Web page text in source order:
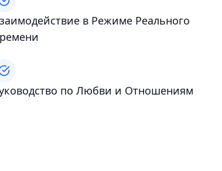
в Режиме Реального
по Любви и Отношениям